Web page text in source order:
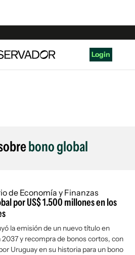
Login
bono global
por US$ 1.500 millones en los
la emisión de un nuevo título en
y recompra de bonos cortos, con
Uruguay en su historia para un bono